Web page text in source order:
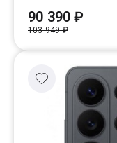
90 390 ₽
103 949 ₽